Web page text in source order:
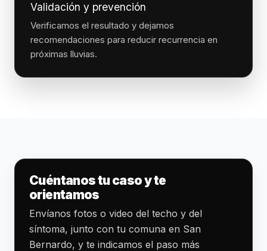
Validación y prevención
Verificamos el resultado y dejamos
recomendaciones para reducir recurrencia en
próximas lluvias.
Cuéntanos tu caso y te
orientamos
Envíanos fotos o video del techo y del
síntoma, junto con tu comuna en San
Bernardo, y te indicamos el paso más